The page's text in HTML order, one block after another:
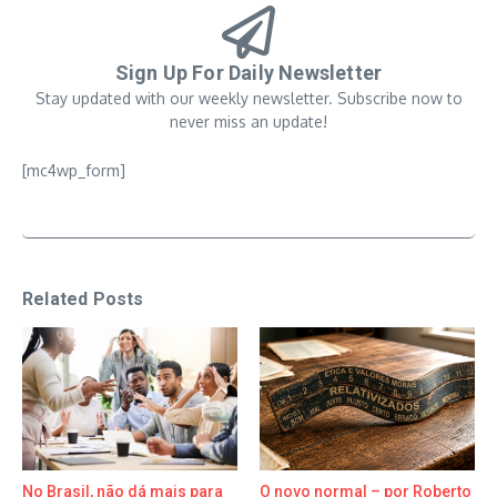
Sign Up For Daily Newsletter
Stay updated with our weekly newsletter. Subscribe now to
never miss an update!
[mc4wp_form]
Related Posts
No Brasil, não dá mais para O novo normal – por Roberto